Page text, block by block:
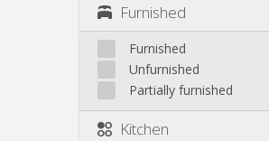
Furnished
Furnished
Unfurnished
Partially furnished
Kitchen